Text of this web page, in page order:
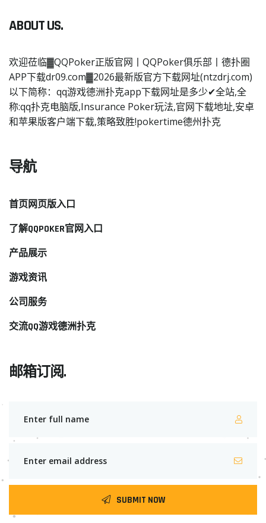
ABOUT US.
欢迎莅临▓QQPoker正版官网丨QQPoker俱乐部丨德扑圈
APP下载dr09.com▓2026最新版官方下载网址(ntzdrj.com)
以下简称：qq游戏德洲扑克app下载网址是多少✔全站,全
称:qq扑克电脑版,Insurance Poker玩法,官网下载地址,安卓
和苹果版客户端下载,策略致胜!pokertime德州扑克
导航
首页网页版入口
了解QQPOKER官网入口
产品展示
游戏资讯
公司服务
交流QQ游戏德洲扑克
邮箱订阅.
SUBMIT NOW